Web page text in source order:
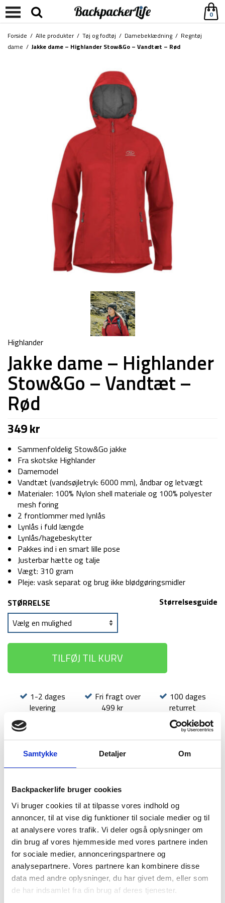
Samtykke Detaljer Om
Backpackerlife bruger cookies
Vi bruger cookies til at tilpasse vores indhold og
annoncer, til at vise dig funktioner til sociale medier og til
at analysere vores trafik. Vi deler også oplysninger om
din brug af vores hjemmeside med vores partnere inden
for sociale medier, annonceringspartnere og
analysepartnere. Vores partnere kan kombinere disse
data med andre oplysninger, du har givet dem, eller som
de har indsamlet fra din brug af deres tjenester.
0
Forside / Alle produkter/ Tøj og fodtøj / Damebeklædning / Regntøj
dame / Jakke dame – Highlander Stow&Go – Vandtæt – Rød
Highlander
Jakke dame – Highlander
Stow&Go – Vandtæt –
Rød
349kr
Sammenfoldelig Stow&Go jakke
Fra skotske Highlander
Damemodel
Vandtæt (vandsøjletryk: 6000 mm), åndbar og letvægt
Materialer: 100% Nylon shell materiale og 100% polyester
mesh foring
2 frontlommer med lynlås
Lynlås i fuld længde
Lynlås/hagebeskytter
Pakkes ind i en smart lille pose
Justerbar hætte og talje
Vægt: 310 gram
Pleje: vask separat og brug ikke blødgøringsmidler
Størrelsesguide
STØRRELSE
TILFØJ TIL KURV
1-2 dages
levering
Fri fragt over
499 kr
100 dages
returret
BRAND
FAQ
Highlanders Stow & Go jakke er lavet i letvægts nylonskal, er
vindtæt og lavet i åndbart materiale. Stow & Go jakken kan
pakkes sammen, så den fylder meget lidt i din rygsæk eller
daypack. Jakken er dermed ideel til at tage frem hvis det
pludseligt begynder at regne eller vejret skifter.
Jakken er udstyret med en justerbar hætte og ventiler i
ryggen for at sikre ekstra ventilation. Jakken kommer i en